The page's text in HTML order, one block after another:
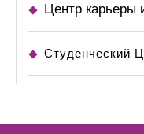
Центр карьеры
Студенческий